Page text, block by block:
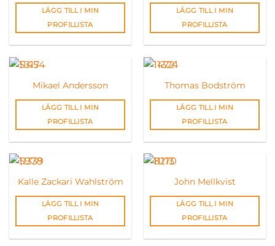
LÄGG TILL I MIN
PROFILLISTA
LÄGG TILL I MIN
PROFILLISTA
Mikael Andersson
LÄGG TILL I MIN
PROFILLISTA
Thomas Bodström
LÄGG TILL I MIN
PROFILLISTA
Kalle Zackari Wahlström
LÄGG TILL I MIN
PROFILLISTA
John Mellkvist
LÄGG TILL I MIN
PROFILLISTA